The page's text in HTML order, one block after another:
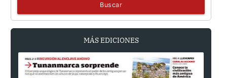
Buscar
MÁS EDICIONES